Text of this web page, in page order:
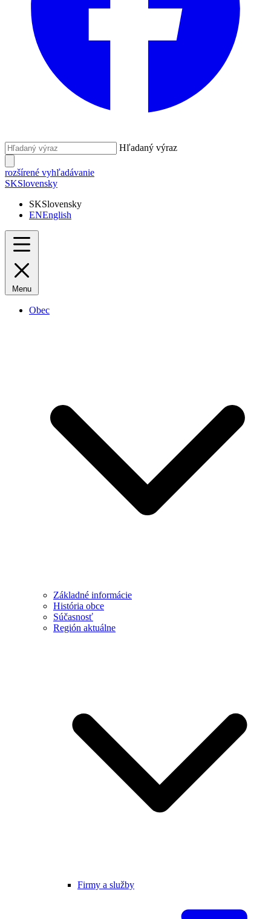
Hľadaný výraz
rozšírené vyhľadávanie
SKSlovensky
SKSlovensky
ENEnglish
Menu
Obec
Základné informácie
História obce
Súčasnosť
Región aktuálne
Firmy a služby